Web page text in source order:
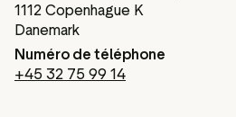
1112 Copenhague K
Danemark
Numéro de téléphone
+45 32 75 99 14